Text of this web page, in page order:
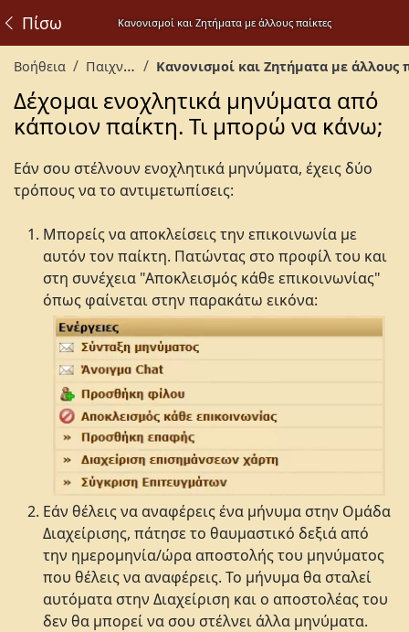
Κανονισμοί και Ζητήματα με άλλους παίκτες
Πίσω
Βοήθεια Παιχνίδι Κανονισμοί και Ζητήματα με άλλους
Δέχομαι ενοχλητικά μηνύματα από
κάποιον παίκτη. Τι μπορώ να κάνω;
Εάν σου στέλνουν ενοχλητικά μηνύματα, έχεις δύο
τρόπους να το αντιμετωπίσεις:
Μπορείς να αποκλείσεις την επικοινωνία με
αυτόν τον παίκτη. Πατώντας στο προφίλ του και
στη συνέχεια "Αποκλεισμός κάθε επικοινωνίας"
όπως φαίνεται στην παρακάτω εικόνα:
Εάν θέλεις να αναφέρεις ένα μήνυμα στην Ομάδα
Διαχείρισης, πάτησε το θαυμαστικό δεξιά από
την ημερομηνία/ώρα αποστολής του μηνύματος
που θέλεις να αναφέρεις. Το μήνυμα θα σταλεί
αυτόματα στην Διαχείριση και ο αποστολέας του
δεν θα μπορεί να σου στέλνει άλλα μηνύματα.